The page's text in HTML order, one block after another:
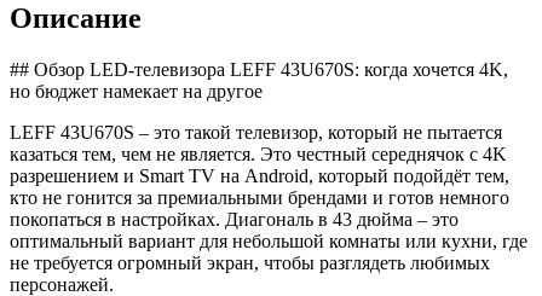
Описание
## Обзор LED-телевизора LEFF 43U670S: когда хочется 4K,
но бюджет намекает на другое
LEFF 43U670S – это такой телевизор, который не пытается
казаться тем, чем не является. Это честный середнячок с 4K
разрешением и Smart TV на Android, который подойдёт тем,
кто не гонится за премиальными брендами и готов немного
покопаться в настройках. Диагональ в 43 дюйма – это
оптимальный вариант для небольшой комнаты или кухни, где
не требуется огромный экран, чтобы разглядеть любимых
персонажей.